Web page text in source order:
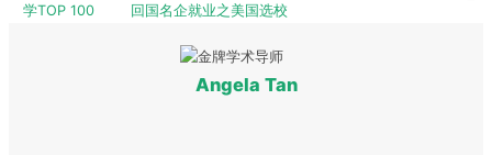
学TOP 100
回国名企就业之美国选校
Angela Tan